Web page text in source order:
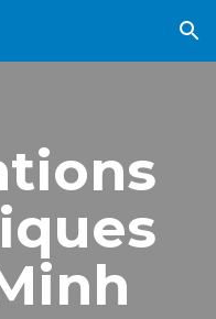
Skip to navigation